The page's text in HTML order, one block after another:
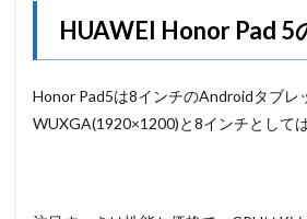
HUAWEI Honor Pad 5
Honor Pad5は8インチのAndroidタブレ
WUXGA(1920×1200)と8インチとして